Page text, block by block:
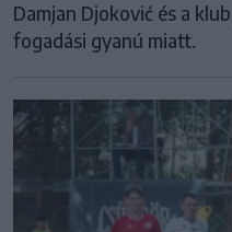
Damjan Djoković és a
fogadási gyanú miatt.